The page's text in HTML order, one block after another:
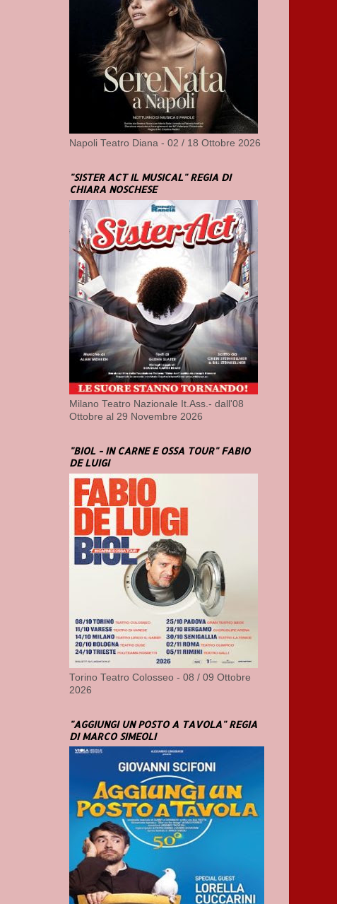
Napoli Teatro Diana - 02 / 18 Ottobre 2026
"SISTER ACT IL MUSICAL" REGIA DI
CHIARA NOSCHESE
Milano Teatro Nazionale It.Ass.- dall'08
Ottobre al 29 Novembre 2026
"BIOL - IN CARNE E OSSA TOUR" FABIO
DE LUIGI
Torino Teatro Colosseo - 08 / 09 Ottobre
2026
"AGGIUNGI UN POSTO A TAVOLA" REGIA
DI MARCO SIMEOLI